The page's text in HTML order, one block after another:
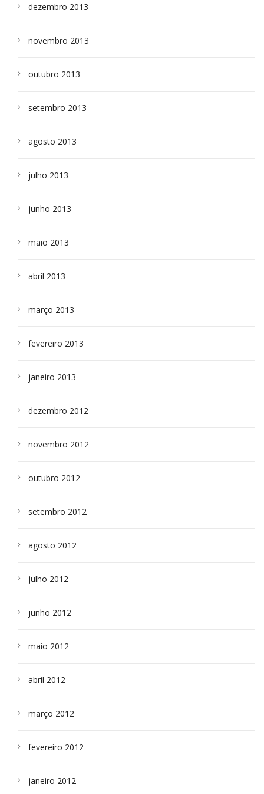
dezembro 2013
novembro 2013
outubro 2013
setembro 2013
agosto 2013
julho 2013
junho 2013
maio 2013
abril 2013
março 2013
fevereiro 2013
janeiro 2013
dezembro 2012
novembro 2012
outubro 2012
setembro 2012
agosto 2012
julho 2012
junho 2012
maio 2012
abril 2012
março 2012
fevereiro 2012
janeiro 2012